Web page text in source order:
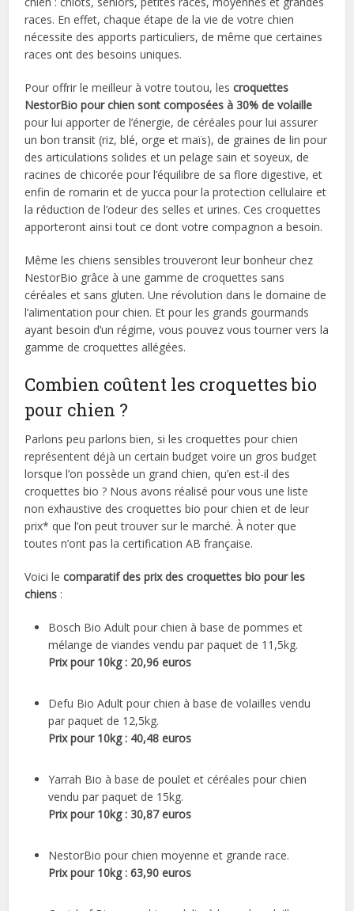
races. En effet, chaque étape de la vie de votre chien
nécessite des apports particuliers, de même que certaines
races ont des besoins uniques.
Pour offrir le meilleur à votre toutou, lescroquettes
NestorBio pour chien sont composées à 30% de volaille
pour lui apporter de l’énergie, de céréales pour lui assurer
un bon transit (riz, blé, orge et maïs), de graines de lin pour
des articulations solides et un pelage sain et soyeux, de
racines de chicorée pour l’équilibre de sa flore digestive, et
enfin de romarin et de yucca pour la protection cellulaire et
la réduction de l’odeur des selles et urines. Ces croquettes
apporteront ainsi tout ce dont votre compagnon a besoin.
Même les chiens sensibles trouveront leur bonheur chez
NestorBio grâce à une gamme de croquettes sans
céréales et sans gluten. Une révolution dans le domaine de
l’alimentation pour chien. Et pour les grands gourmands
ayant besoin d’un régime, vous pouvez vous tourner vers la
gamme de croquettes allégées.
Combien coûtent les croquettes bio
pour chien ?
Parlons peu parlons bien, si les croquettes pour chien
représentent déjà un certain budget voire un gros budget
lorsque l’on possède un grand chien, qu’en est-il des
croquettes bio ? Nous avons réalisé pour vous une liste
non exhaustive des croquettes bio pour chien et de leur
prix* que l’on peut trouver sur le marché. À noter que
toutes n’ont pas la certification AB française.
Voici lecomparatif des prix des croquettes bio pour les
chiens :
Bosch Bio Adult pour chien à base de pommes et
mélange de viandes vendu par paquet de 11,5kg.
Prix pour 10kg : 20,96 euros
Defu Bio Adult pour chien à base de volailles vendu
par paquet de 12,5kg.
Prix pour 10kg : 40,48 euros
Yarrah Bio à base de poulet et céréales pour chien
vendu par paquet de 15kg.
Prix pour 10kg : 30,87 euros
NestorBio pour chien moyenne et grande race.
Prix pour 10kg : 63,90 euros